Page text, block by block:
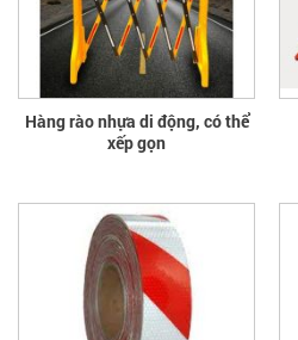
Hàng rào nhựa di động, có thể
xếp gọn